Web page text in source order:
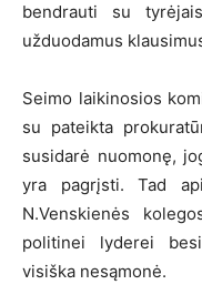
bendrauti su
užduodamus
Seimo laikinosios
su pateikta
susidarė nuomonę,
yra pagrįsti. Tad
N.Venskienės
politinei lyderei
visiška nesąmonė.